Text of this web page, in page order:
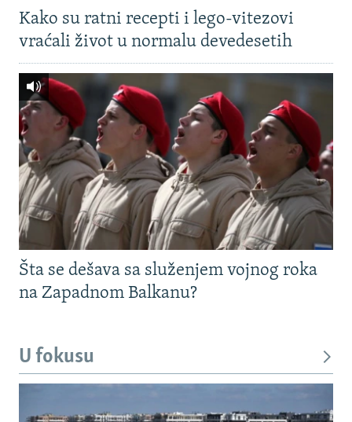
Kako su ratni recepti i lego-vitezovi
vraćali život u normalu devedesetih
Šta se dešava sa služenjem vojnog roka
na Zapadnom Balkanu?
U fokusu